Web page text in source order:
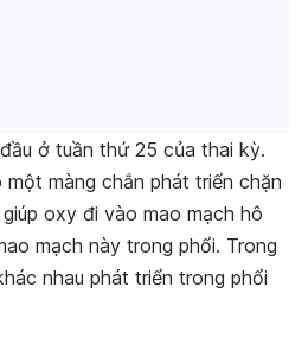
ở tuần thứ 25 của thai kỳ.
một màng chắn phát triển chặn
oxy đi vào mao mạch hô
mạch này trong phổi. Trong
nhau phát triển trong phổi